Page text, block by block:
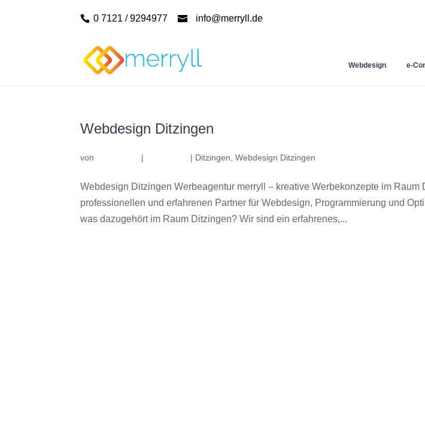
0 7121 / 9294977 info@merryll.de
Webdesign e-
Webdesign Ditzingen
von | | Ditzingen ,Webdesign Ditzingen
Webdesign Ditzingen Werbeagentur merryll – kreative Werbekonzepte im Raum
professionellen und erfahrenen Partner für Webdesign, Programmierung und
was dazugehört im Raum Ditzingen? Wir sind ein erfahrenes,...